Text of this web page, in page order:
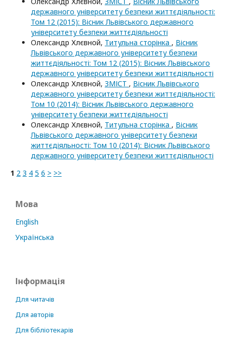
державного університету безпеки життєдіяльності:
Том 12 (2015): Вісник Львівського державного
університету безпеки життєдіяльності
Олександр Хлєвной, Титульна сторінка , Вісник
Львівського державного університету безпеки
життєдіяльності: Том 12 (2015): Вісник Львівського
державного університету безпеки життєдіяльності
Олександр Хлєвной, ЗМІСТ , Вісник Львівського
державного університету безпеки життєдіяльності:
Том 10 (2014): Вісник Львівського державного
університету безпеки життєдіяльності
Олександр Хлєвной, Титульна сторінка , Вісник
Львівського державного університету безпеки
життєдіяльності: Том 10 (2014): Вісник Львівського
державного університету безпеки життєдіяльності
1 2 3 4 5 6 > >>
Мова
English
Українська
Інформація
Для читачів
Для авторів
Для бібліотекарів